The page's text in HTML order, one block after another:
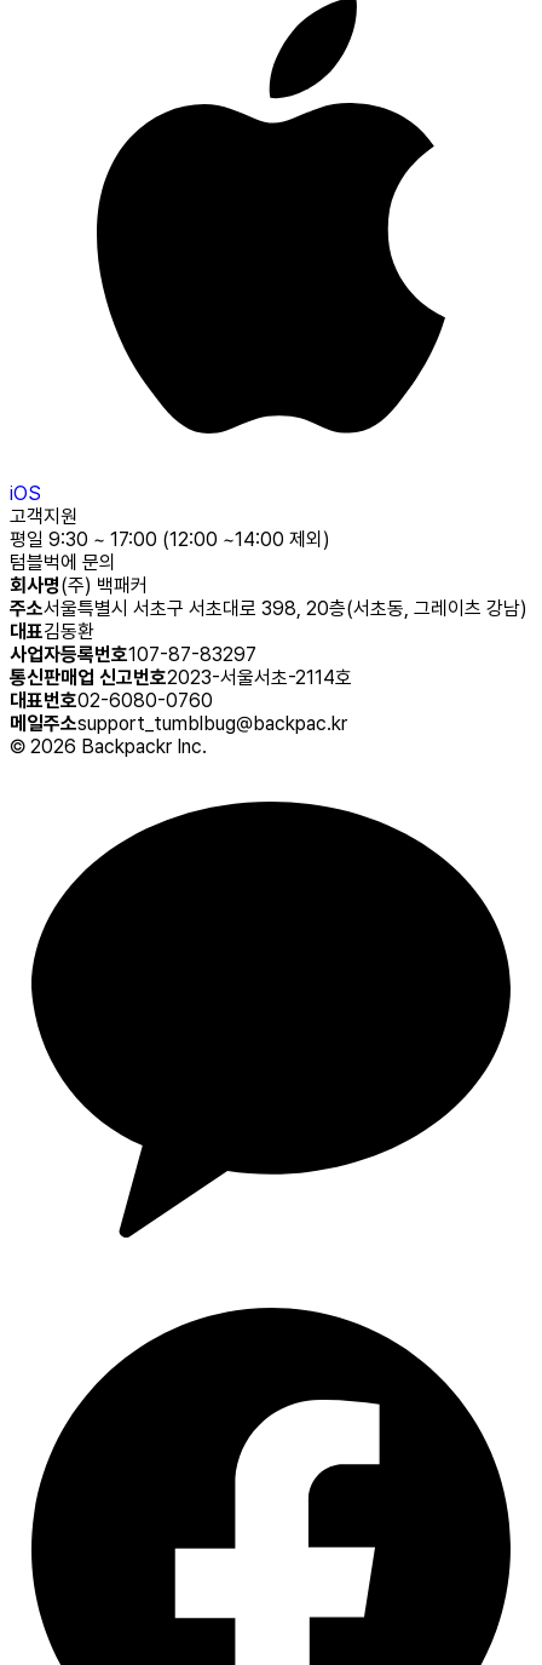
iOS
고객지원
평일 9:30 ~ 17:00 (12:00 ~14:00 제외)
텀블벅에 문의
회사명(주) 백패커
주소서울특별시 서초구 서초대로 398, 20층(서초동, 그레이츠 강남)
대표김동환
사업자등록번호107-87-83297
통신판매업 신고번호2023-서울서초-2114호
대표번호02-6080-0760
메일주소support_tumblbug@backpac.kr
© 2026 Backpackr Inc.